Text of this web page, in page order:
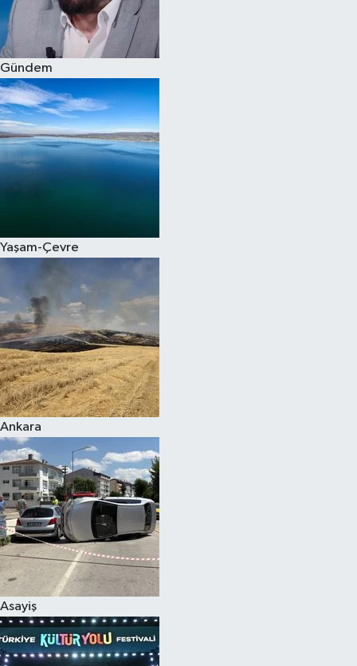
Gündem
Yaşam-Çevre
Ankara
Asayiş
Spor
Burç Yorumları
Çocuk
Eğitim
Kim kimdir?
Kültür Sanat
Sağlık
Siyaset
Teknoloji
Televizyon
Yaşam-Çevre